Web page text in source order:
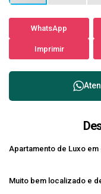
WhatsApp
Imprimir
Apartamento de Luxo
Muito bem localizado e